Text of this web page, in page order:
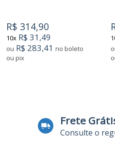
R$ 314,90
10x R$ 31,49
ou R$ 283,41 no boleto
ou pix
Frete
Consulte o